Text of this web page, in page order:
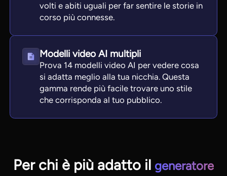
volti e abiti uguali per far sentire le storie in
corso più connesse.
Modelli video AI multipli
Prova 14 modelli video AI per vedere cosa
si adatta meglio alla tua nicchia. Questa
gamma rende più facile trovare uno stile
che corrisponda al tuo pubblico.
Per chi è più adatto il generatore